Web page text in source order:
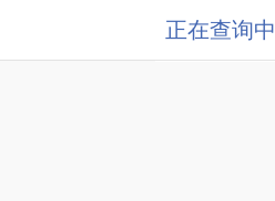
正在查询中